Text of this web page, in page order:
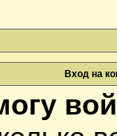
Вход на